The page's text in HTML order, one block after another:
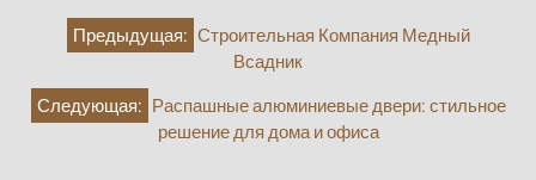
Навигация
записям
Предыдущая: Строительная Компания Медный
Всадник
Следующая: Распашные алюминиевые двери: стильное
решение для дома и офиса